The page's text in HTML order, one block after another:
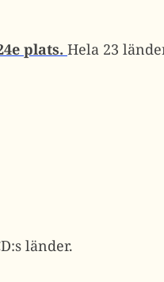
plats. Hela 23
länder.